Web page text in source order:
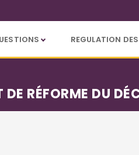
REGULATION
RÉFORME DU